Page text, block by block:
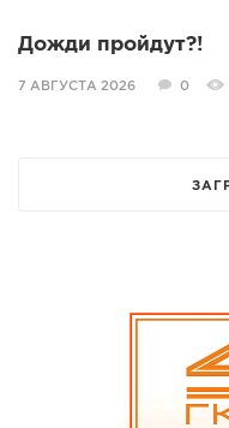
Дожди пройдут?!
7 АВГУСТА 2026 0